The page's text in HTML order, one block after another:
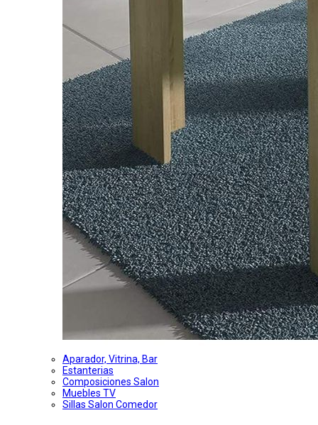
Aparador, Vitrina, Bar
Estanterias
Composiciones Salon
Muebles TV
Sillas Salon Comedor